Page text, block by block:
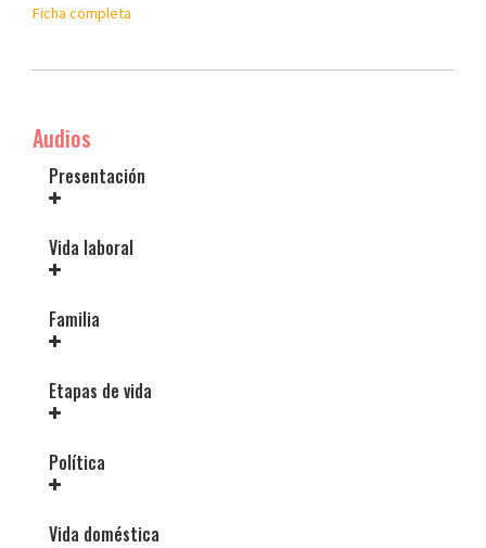
Ficha completa
Audios
Presentación
Vida laboral
Familia
Etapas de vida
Política
Vida doméstica